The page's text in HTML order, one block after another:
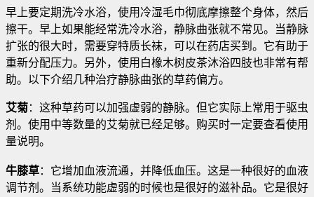
早上要定期洗冷水浴，使用冷湿毛巾彻底摩擦整个身体，然后
擦干。早上如果能经常洗冷水浴，静脉曲张就不常见。当静脉
扩张的很大时，需要穿特质长袜，可以在药店买到。它有助于
重新分配压力。另外，使用白橡木树皮茶沐浴四肢也非常有帮
助。以下介绍几种治疗静脉曲张的草药偏方。
艾菊：这种草药可以加强虚弱的静脉。但它实际上常用于驱虫
剂。使用中等数量的艾菊就已经足够。购买时一定要查看使用
量说明。
牛膝草：它增加血液流通，并降低血压。这是一种很好的血液
调节剂。当系统功能虚弱的时候也是很好的滋补品。它是很好